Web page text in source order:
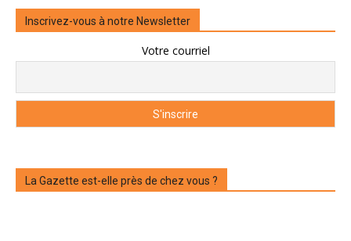
Inscrivez-vous à notre Newsletter
Votre courriel
La Gazette est-elle près de chez vous ?